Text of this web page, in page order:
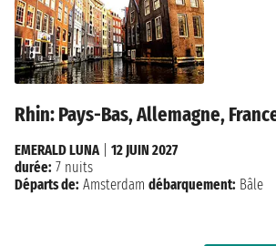
Rhin: Pays-Bas, Allemagne,
EMERALD LUNA
12 JUIN 2027
durée: 7 nuits
Départs de: Amsterdam débarquement: Bâle